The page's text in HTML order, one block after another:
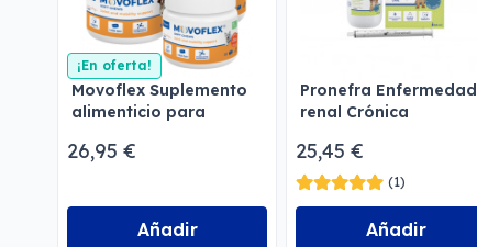
¡En oferta!
Movoflex Suplemento
alimenticio para
26,95 €
Añadir
Pronefra Enfermedad
renal Crónica
25,45 €
(1)
Añadir